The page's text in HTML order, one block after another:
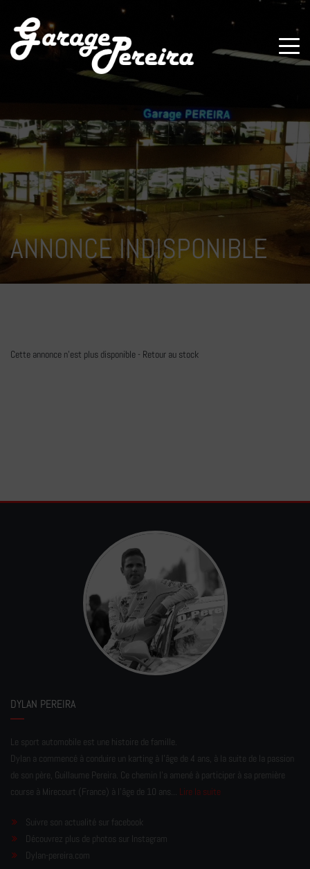
ANNONCE INDISPONIBLE
Cette annonce n'est plus disponible - Retour au stock
DYLAN PEREIRA
Le sport automobile est une histoire de famille.
Dylan a commencé à conduire un karting à l’âge de 4 ans, à la suite de la passion
de son père, Guillaume Pereira. Ce chemin l'a amené à participer à sa première
course à Mirecourt (France) à l'âge de 10 ans... Lire la suite
Suivre son actualité sur facebook
Découvrez plus de photos sur Instagram
Dylan-pereira.com
Paramètres avancés des cookies